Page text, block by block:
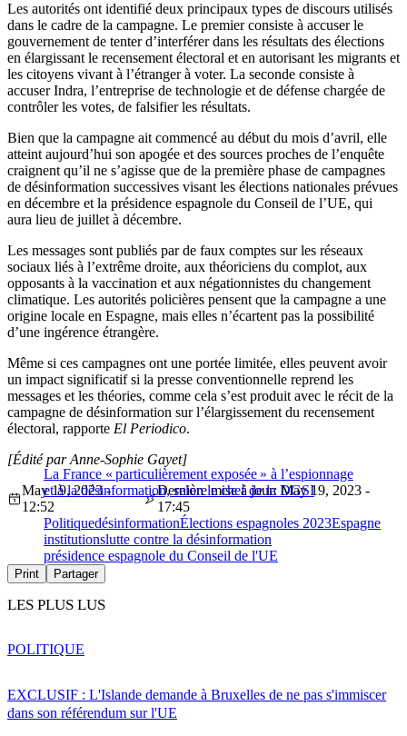
Les autorités ont identifié deux principaux types de discours utilisés
dans le cadre de la campagne. Le premier consiste à accuser le
gouvernement de tenter d’interférer dans les résultats des élections
en élargissant le recensement électoral et en autorisant les migrants et
les citoyens vivant à l’étranger à voter. La seconde consiste à
accuser Indra, l’entreprise de technologie et de défense chargée de
contrôler les votes, de falsifier les résultats.
Bien que la campagne ait commencé au début du mois d’avril, elle
atteint aujourd’hui son apogée et des sources proches de l’enquête
craignent qu’il ne s’agisse que de la première phase de campagnes
de désinformation successives visant les élections nationales prévues
en décembre et la présidence espagnole du Conseil de l’UE, qui
aura lieu de juillet à décembre.
Les messages sont publiés par de faux comptes sur les réseaux
sociaux liés à l’extrême droite, aux théoriciens du complot, aux
opposants à la vaccination et aux négationnistes du changement
climatique. Les autorités policières pensent que la campagne a une
origine locale en Espagne, mais elles n’écartent pas la possibilité
d’une ingérence étrangère.
Même si ces campagnes ont une portée limitée, elles peuvent avoir
un impact significatif si la presse conventionnelle reprend les
messages et les théories, comme cela s’est produit avec le récit de la
campagne de désinformation sur l’élargissement du recensement
électoral, rapporte El Periodico.
La France « particulièrement exposée » à l’espionnage
et à la désinformation, selon le chef de la DGSI
[Édité par Anne-Sophie Gayet]
May 19, 2023 -
12:52
Dernière mise à jour: May 19, 2023 -
17:45
PolitiquedésinformationÉlections espagnoles 2023Espagne
institutionslutte contre la désinformation
présidence espagnole du Conseil de l'UE
Print Partager
LES PLUS LUS
EXCLUSIF : L'Islande demande à Bruxelles de ne pas s'immiscer
dans son référendum sur l'UE
POLITIQUE